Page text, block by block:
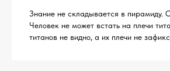
Знание не складывается в пирамиду.
Человек не может встать на плечи
титанов не видно, а их плечи не